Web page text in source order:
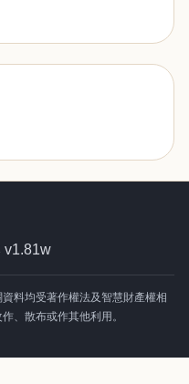
v1.81w
料均受著作權法及智慧財產權相
、散布或作其他利用。